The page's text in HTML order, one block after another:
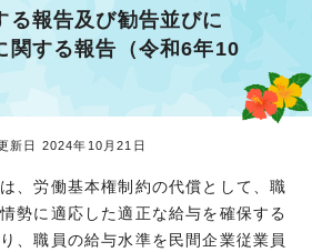
る報告及び勧告並びに
関する報告（令和6年10
日 2024年10月21日
、労働基本権制約の代償として、職
勢に適応した適正な給与を確保する
、職員の給与水準を民間企業従業員